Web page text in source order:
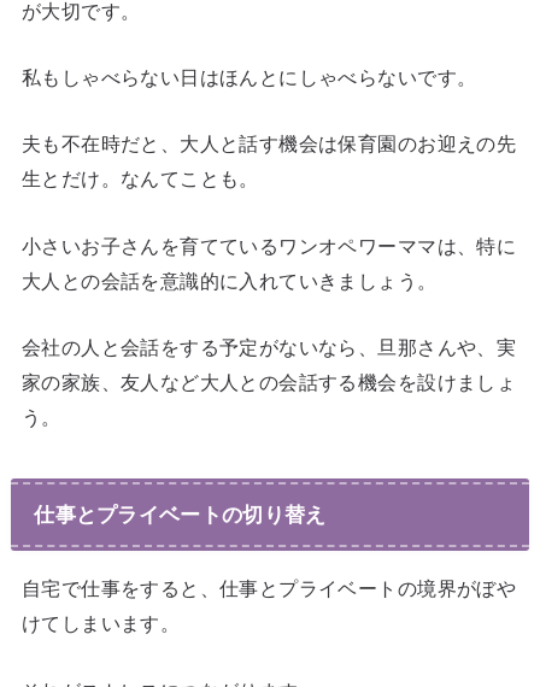
が大切です。
私もしゃべらない日はほんとにしゃべらないです。
夫も不在時だと、大人と話す機会は保育園のお迎えの先
生とだけ。なんてことも。
小さいお子さんを育てているワンオペワーママは、特に
大人との会話を意識的に入れていきましょう。
会社の人と会話をする予定がないなら、旦那さんや、実
家の家族、友人など大人との会話する機会を設けましょ
う。
仕事とプライベートの切り替え
自宅で仕事をすると、仕事とプライベートの境界がぼや
けてしまいます。